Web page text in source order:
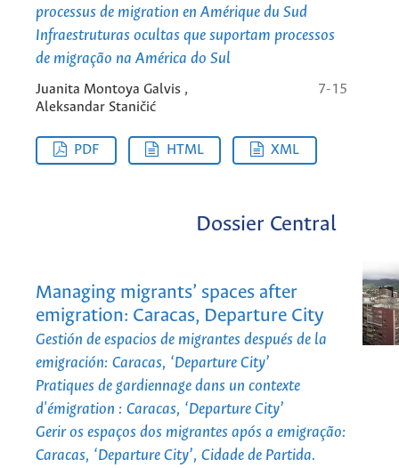
processus de migration en Amérique du Sud
Infraestruturas ocultas que suportam processos
de migração na América do Sul
Juanita Montoya Galvis ,
Aleksandar Staničić
7-15
PDF HTML XML
Dossier Central
Managing migrants’ spaces after
emigration: Caracas, Departure City
Gestión de espacios de migrantes después de la
emigración: Caracas, ‘Departure City’
Pratiques de gardiennage dans un contexte
d'émigration : Caracas, ‘Departure City’
Gerir os espaços dos migrantes após a emigração:
Caracas, ‘Departure City’, Cidade de Partida.